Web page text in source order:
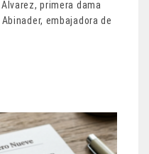
primera dama
embajadora de